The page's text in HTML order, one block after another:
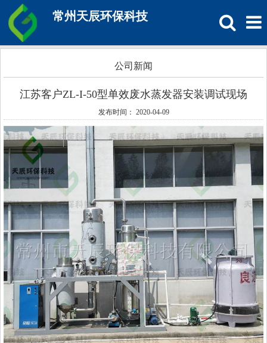
常州天辰环保科技
公司新闻
江苏客户ZL-I-50型单效废水蒸发器安装调试现场
发布时间： 2020-04-09